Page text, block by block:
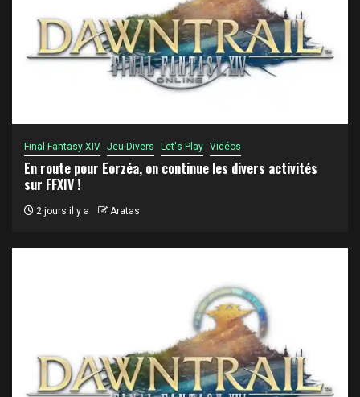
Final Fantasy XIV Jeu Divers Let's Play Vidéos
En route pour Eorzéa, on continue les divers activités
sur FFXIV !
2 jours il y a Aratas